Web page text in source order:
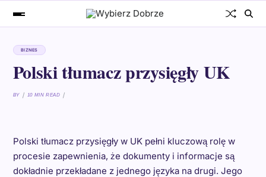
BIZNES
Polski tłumacz przysięgły UK
BY 10 MIN READ
Polski tłumacz przysięgły w UK pełni kluczową rolę w
procesie zapewnienia, że dokumenty i informacje są
dokładnie przekładane z jednego języka na drugi. Jego